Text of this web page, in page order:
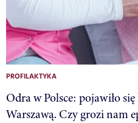
PROFILAKTYKA
Odra w Polsce: pojawiło
Warszawą. Czy grozi nam